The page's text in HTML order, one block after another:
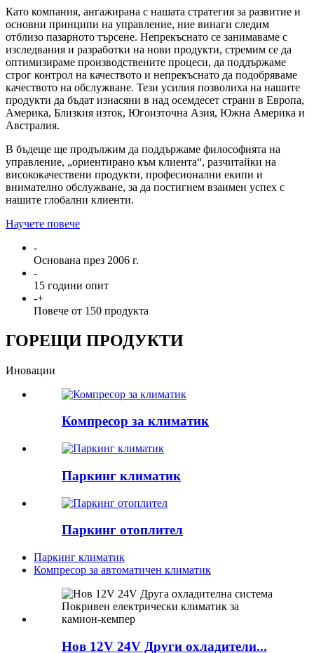
Като компания, ангажирана с нашата стратегия за развитие и
основни принципи на управление, ние винаги следим
отблизо пазарното търсене. Непрекъснато се занимаваме с
изследвания и разработки на нови продукти, стремим се да
оптимизираме производствените процеси, да поддържаме
строг контрол на качеството и непрекъснато да подобряваме
качеството на обслужване. Тези усилия позволиха на нашите
продукти да бъдат изнасяни в над осемдесет страни в Европа,
Америка, Близкия изток, Югоизточна Азия, Южна Америка и
Австралия.
В бъдеще ще продължим да поддържаме философията на
управление, „ориентирано към клиента“, разчитайки на
висококачествени продукти, професионални екипи и
внимателно обслужване, за да постигнем взаимен успех с
нашите глобални клиенти.
Научете повече
-
Основана през 2006 г.
-
15 години опит
-+
Повече от 150 продукта
ГОРЕЩИ ПРОДУКТИ
Иновации
Компресор за климатик
Паркинг климатик
Паркинг отоплител
Паркинг климатик
Компресор за автоматичен климатик
Нов 12V 24V Други охладители...